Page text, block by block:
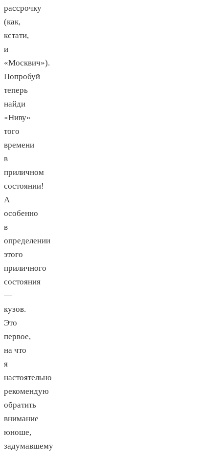
рассрочку
(как,
кстати,
и
«Москвич»).
Попробуй
теперь
найди
«Ниву»
того
времени
в
приличном
состоянии!
А
особенно
в
определении
этого
приличного
состояния
—
кузов.
Это
первое,
на что
я
настоятельно
рекомендую
обратить
внимание
юноше,
задумавшему